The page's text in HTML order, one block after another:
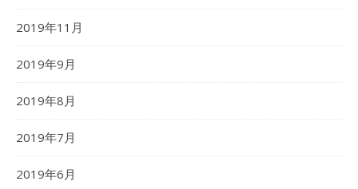
2019年11月
2019年9月
2019年8月
2019年7月
2019年6月